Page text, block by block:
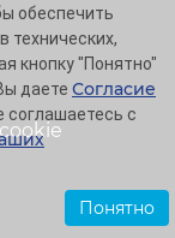
обеспечить
технических,
кнопку "Понятно"
даете Согласие
соглашаетесь с
Понятно